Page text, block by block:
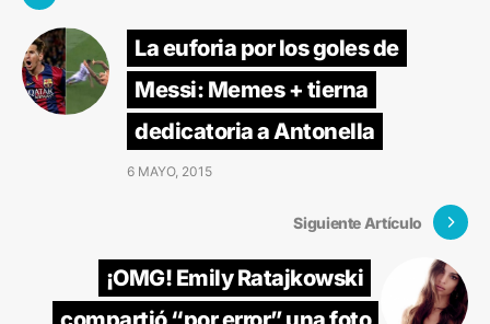
La euforia por los goles de
Messi: Memes + tierna
dedicatoria a Antonella
6 MAYO, 2015
Siguiente Artículo
¡OMG! Emily Ratajkowski